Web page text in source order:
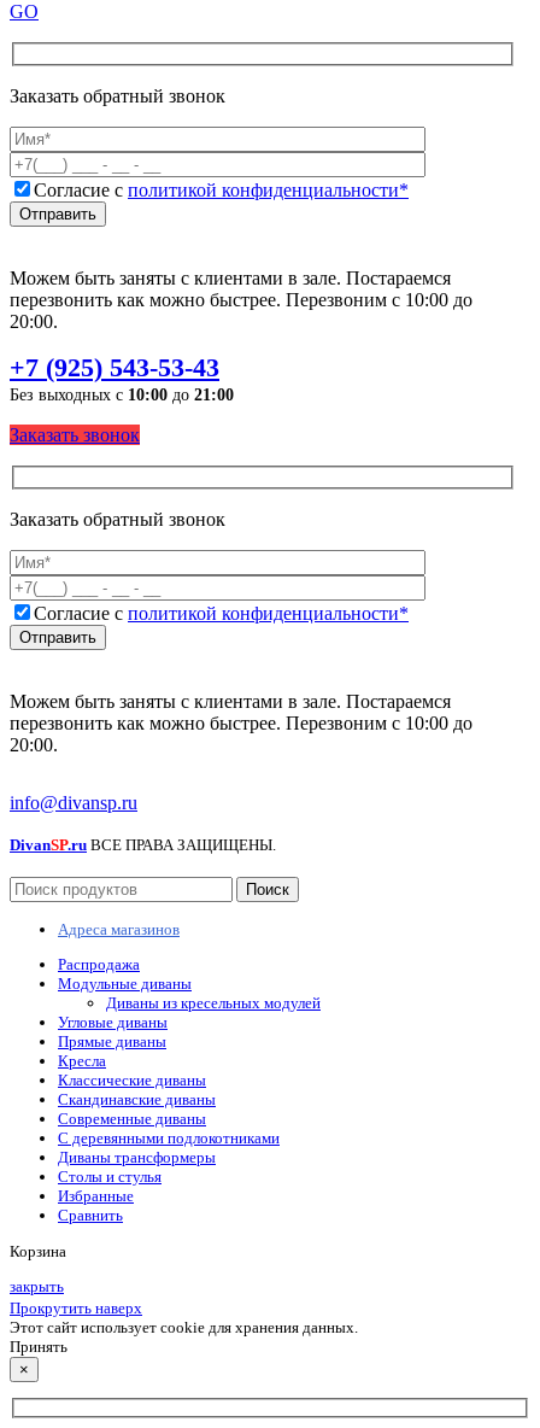
GO
Заказать обратный звонок
Согласие с политикой конфиденциальности*
Можем быть заняты с клиентами в зале. Постараемся
перезвонить как можно быстрее. Перезвоним с 10:00 до
20:00.
+7 (925) 543-53-43
Без выходных с 10:00 до 21:00
Заказать звонок
Заказать обратный звонок
Согласие с политикой конфиденциальности*
Можем быть заняты с клиентами в зале. Постараемся
перезвонить как можно быстрее. Перезвоним с 10:00 до
20:00.
info@divansp.ru
DivanSP.ru ВСЕ ПРАВА ЗАЩИЩЕНЫ.
Поиск
Адреса магазинов
Распродажа
Модульные диваны
Диваны из кресельных модулей
Угловые диваны
Прямые диваны
Кресла
Классические диваны
Скандинавские диваны
Современные диваны
С деревянными подлокотниками
Диваны трансформеры
Столы и стулья
Избранные
Сравнить
Корзина
закрыть
Прокрутить наверх
Этот сайт использует cookie для хранения данных.
Принять
×